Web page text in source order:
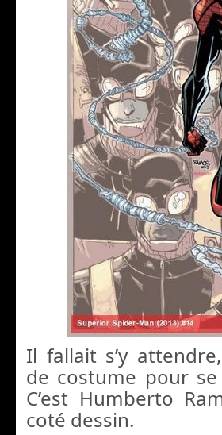
Il fallait s’y attendre,
de costume pour
C’est Humberto
coté dessin.